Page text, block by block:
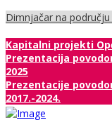
Dimnjačar na području
Kapitalni projekti
Prezentacija
2025
Prezentacije
2017.-2024.